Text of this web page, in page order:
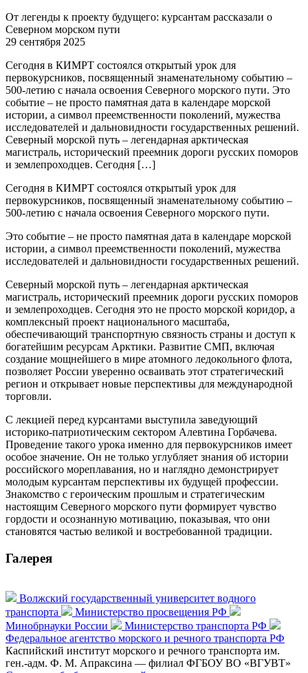
От легенды к проекту будущего: курсантам рассказали о
Северном морском пути
29 сентября 2025
Сегодня в КИМРТ состоялся открытый урок для
первокурсников, посвященный знаменательному событию –
500-летию с начала освоения Северного морского пути. Это
событие – не просто памятная дата в календаре морской
истории, а символ преемственности поколений, мужества
исследователей и дальновидности государственных решений.
Северный морской путь – легендарная арктическая
магистраль, исторический преемник дороги русских поморов
и землепроходцев. Сегодня […]
Сегодня в КИМРТ состоялся открытый урок для
первокурсников, посвященный знаменательному событию –
500-летию с начала освоения Северного морского пути.
Это событие – не просто памятная дата в календаре морской
истории, а символ преемственности поколений, мужества
исследователей и дальновидности государственных решений.
Северный морской путь – легендарная арктическая
магистраль, исторический преемник дороги русских поморов
и землепроходцев. Сегодня это не просто морской коридор, а
комплексный проект национального масштаба,
обеспечивающий транспортную связность страны и доступ к
богатейшим ресурсам Арктики. Развитие СМП, включая
создание мощнейшего в мире атомного ледокольного флота,
позволяет России уверенно осваивать этот стратегический
регион и открывает новые перспективы для международной
торговли.
С лекцией перед курсантами выступила заведующий
историко-патриотическим сектором Алевтина Горбачева.
Проведение такого урока именно для первокурсников имеет
особое значение. Он не только углубляет знания об истории
российского мореплавания, но и наглядно демонстрирует
молодым курсантам перспективы их будущей профессии.
Знакомство с героическим прошлым и стратегическим
настоящим Северного морского пути формирует чувство
гордости и осознанную мотивацию, показывая, что они
становятся частью великой и востребованной традиции.
Галерея
Волжский государственный университет водного
транспорта
Министерство просвещения РФ
Минобрнауки России
Министерство транспорта РФ
Федеральное агентство морского и речного транспорта РФ
Каспийский институт морского и речного транспорта им.
ген.-адм. Ф. М. Апраксина — филиал ФГБОУ ВО «ВГУВТ»